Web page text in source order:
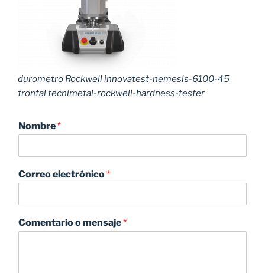
durometro Rockwell innovatest-nemesis-6100-45
frontal tecnimetal-rockwell-hardness-tester
Nombre*
Correo electrónico*
Comentario o mensaje*